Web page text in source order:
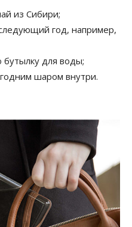
из Сибири;
год, например,
для воды;
шаром внутри.